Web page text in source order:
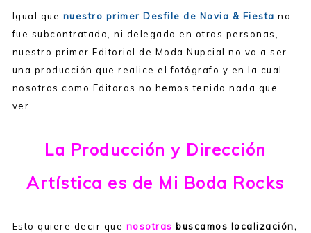
Igual que nuestro primer Desfile de Novia & Fiesta no
fue subcontratado, ni delegado en otras personas,
nuestro primer Editorial de Moda Nupcial no va a ser
una producción que realice el fotógrafo y en la cual
nosotras como Editoras no hemos tenido nada que
ver.
La Producción y Dirección
Artística es de Mi Boda Rocks
Esto quiere decir que nosotras buscamos localización,